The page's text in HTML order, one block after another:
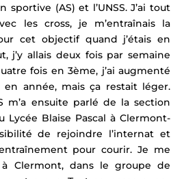
sportive (AS) et l’UNSS. J’ai tout
les cross, je m’entraînais la
cet objectif quand j’étais en
j’y allais deux fois par semaine
fois en 3ème, j’ai augmenté
année, mais ça restait léger.
m’a ensuite parlé de la section
Lycée Blaise Pascal à Clermont-
de rejoindre l’internat et
pour courir. Je me
Clermont, dans le groupe de